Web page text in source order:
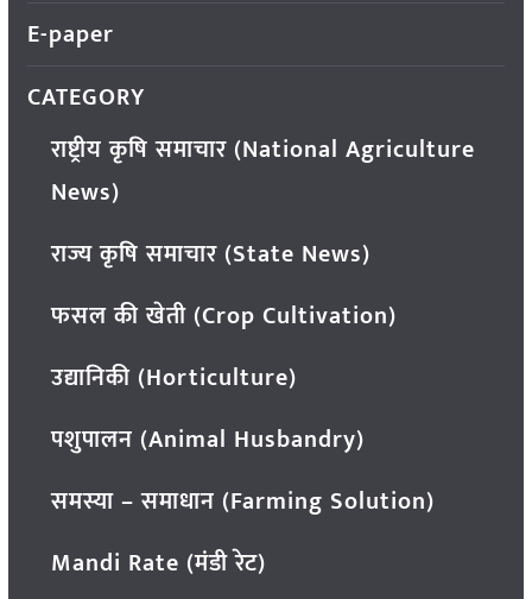
E-paper
CATEGORY
राष्ट्रीय कृषि समाचार (National Agriculture
News)
राज्य कृषि समाचार (State News)
फसल की खेती (Crop Cultivation)
उद्यानिकी (Horticulture)
पशुपालन (Animal Husbandry)
समस्या – समाधान (Farming Solution)
Mandi Rate (मंडी रेट)